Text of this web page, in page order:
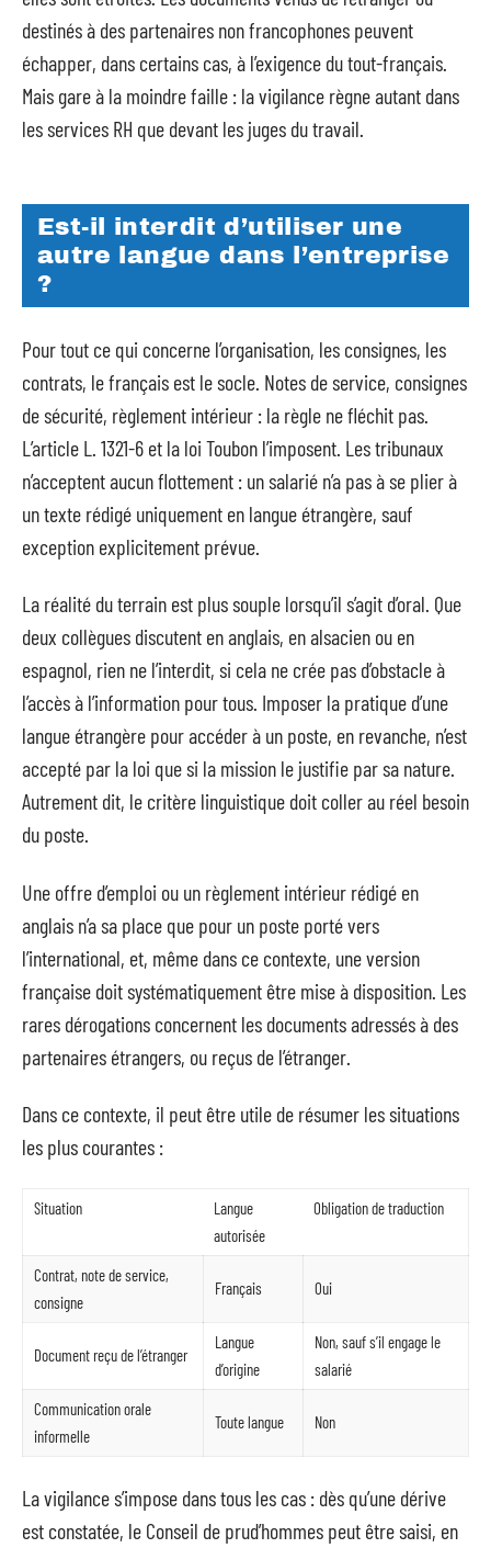
destinés à des partenaires non francophones peuvent
échapper, dans certains cas, à l’exigence du tout-français.
Mais gare à la moindre faille : la vigilance règne autant dans
les services RH que devant les juges du travail.
Est-il interdit d’utiliser une
autre langue dans l’entreprise
?
Pour tout ce qui concerne l’organisation, les consignes, les
contrats, le français est le socle. Notes de service, consignes
de sécurité, règlement intérieur : la règle ne fléchit pas.
L’article L. 1321-6 et la loi Toubon l’imposent. Les tribunaux
n’acceptent aucun flottement : un salarié n’a pas à se plier à
un texte rédigé uniquement en langue étrangère, sauf
exception explicitement prévue.
La réalité du terrain est plus souple lorsqu’il s’agit d’oral. Que
deux collègues discutent en anglais, en alsacien ou en
espagnol, rien ne l’interdit, si cela ne crée pas d’obstacle à
l’accès à l’information pour tous. Imposer la pratique d’une
langue étrangère pour accéder à un poste, en revanche, n’est
accepté par la loi que si la mission le justifie par sa nature.
Autrement dit, le critère linguistique doit coller au réel besoin
du poste.
Une offre d’emploi ou un règlement intérieur rédigé en
anglais n’a sa place que pour un poste porté vers
l’international, et, même dans ce contexte, une version
française doit systématiquement être mise à disposition. Les
rares dérogations concernent les documents adressés à des
partenaires étrangers, ou reçus de l’étranger.
Dans ce contexte, il peut être utile de résumer les situations
les plus courantes :
Situation
Langue
autorisée
Obligation de traduction
Contrat, note de service,
consigne
Français Oui
Document reçu de l’étranger
Langue
d’origine
Non, sauf s’il engage le
salarié
Communication orale
informelle
Toute langue Non
La vigilance s’impose dans tous les cas : dès qu’une dérive
est constatée, le Conseil de prud’hommes peut être saisi, en